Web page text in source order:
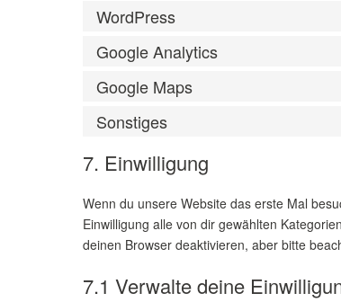
WordPress
Google Analytics
Google Maps
Sonstiges
7. Einwilligung
Wenn du unsere Website das erste Mal
Einwilligung alle von dir gewählten
deinen Browser deaktivieren, aber bitte
7.1 Verwalte deine